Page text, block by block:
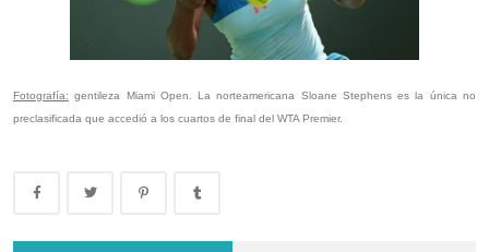
Fotografía: gentileza Miami Open. La norteamericana Sloane Stephens es la única no
preclasificada que accedió a los cuartos de final del WTA Premier.